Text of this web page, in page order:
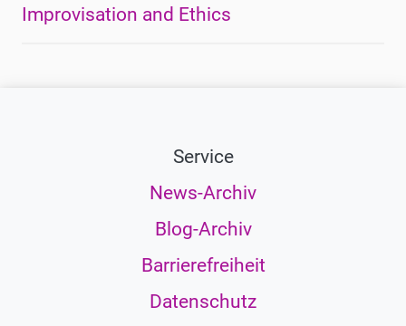
Improvisation and Ethics
Service
News-Archiv
Blog-Archiv
Barrierefreiheit
Datenschutz